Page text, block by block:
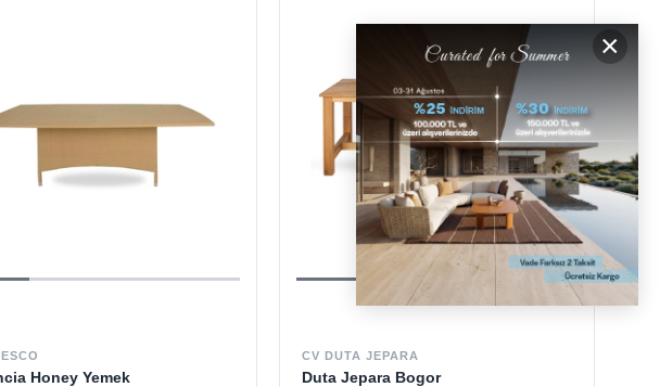
[email protected]
Honey Yemek
CV DUTA JEPARA
Duta Jepara Bogor
×